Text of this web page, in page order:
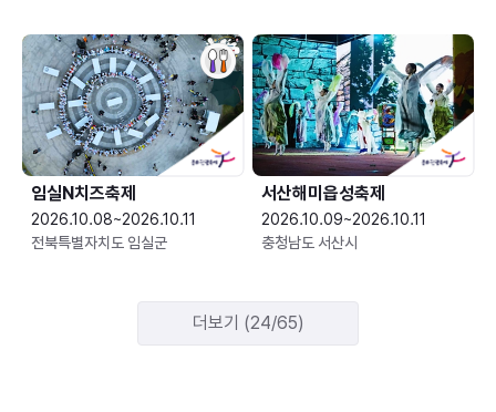
임실N치즈축제
2026.10.08~2026.10.11
전북특별자치도 임실군
서산해미읍성축제
2026.10.09~2026.10.11
충청남도 서산시
더보기 (24/65)